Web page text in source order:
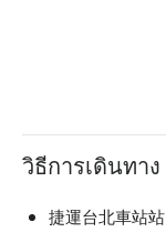
วิธีการเดินทาง
捷運台北車站